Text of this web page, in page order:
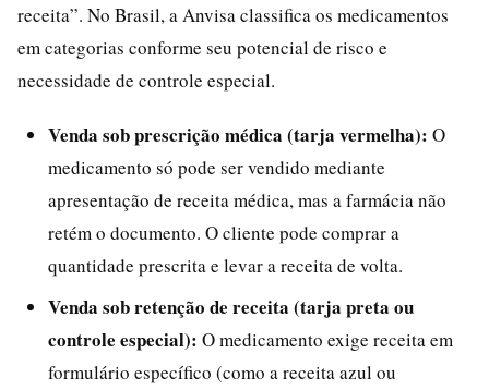
receita”. No Brasil, a Anvisa classifica os medicamentos
em categorias conforme seu potencial de risco e
necessidade de controle especial.
Venda sob prescrição médica (tarja vermelha): O
medicamento só pode ser vendido mediante
apresentação de receita médica, mas a farmácia não
retém o documento. O cliente pode comprar a
quantidade prescrita e levar a receita de volta.
Venda sob retenção de receita (tarja preta ou
controle especial): O medicamento exige receita em
formulário específico (como a receita azul ou